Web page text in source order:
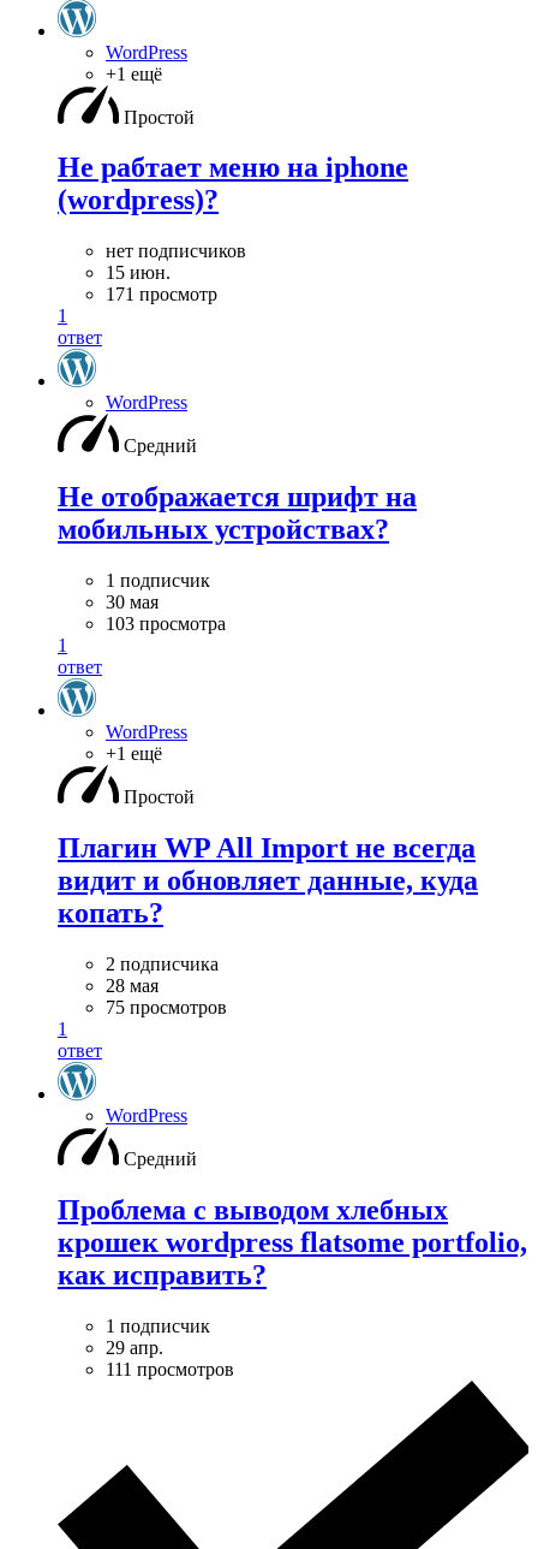
WordPress
+1 ещё
Простой
Не рабтает меню на iphone
(wordpress)?
нет подписчиков
15 июн.
171 просмотр
1
ответ
WordPress
Средний
Не отображается шрифт на
мобильных устройствах?
1 подписчик
30 мая
103 просмотра
1
ответ
WordPress
+1 ещё
Простой
Плагин WP All Import не всегда
видит и обновляет данные, куда
копать?
2 подписчика
28 мая
75 просмотров
1
ответ
WordPress
Средний
Проблема с выводом хлебных
крошек wordpress flatsome portfolio,
как исправить?
1 подписчик
29 апр.
111 просмотров